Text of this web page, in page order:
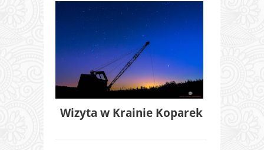
Wizyta w Krainie Koparek